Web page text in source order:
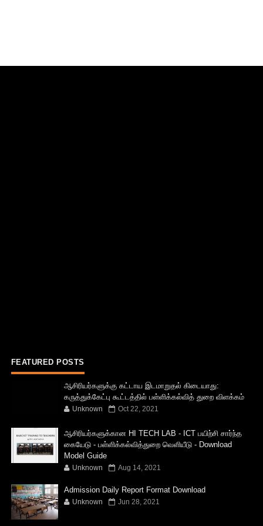
FEATURED POSTS
ஆசிரியர்களுக்கு கட்டாய இடமாறுதல் கிடையாது:
கருத்துக்கேட்பு கூட்டத்தில் பள்ளிக்கல்வித் துறை விளக்கம்
Unknown Oct 22, 2021
ஆசிரியர்களுக்கான HI TECH LAB - ICT பயிற்சி சார்ந்த
கையேடு - பள்ளிக்கல்வித்துறை வெளியீடு - Download
Model Guide
Unknown Aug 14, 2021
Admission Daily Report Format Download
Unknown Jun 28, 2021